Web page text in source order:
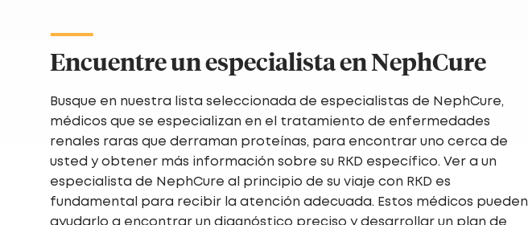
Encuentre un especialista en NephCure
Busque en nuestra lista seleccionada de especialistas de NephCure,
médicos que se especializan en el tratamiento de enfermedades
renales raras que derraman proteínas, para encontrar uno cerca de
usted y obtener más información sobre su RKD específico. Ver a un
especialista de NephCure al principio de su viaje con RKD es
fundamental para recibir la atención adecuada. Estos médicos pueden
ayudarlo a encontrar un diagnóstico preciso y desarrollar un plan de